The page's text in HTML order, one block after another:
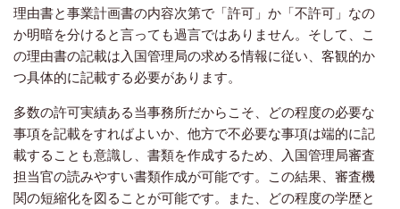
理由書と事業計画書の内容次第で「許可」か「不許可」なの
か明暗を分けると言っても過言ではありません。そして、こ
の理由書の記載は入国管理局の求める情報に従い、客観的か
つ具体的に記載する必要があります。
多数の許可実績ある当事務所だからこそ、どの程度の必要な
事項を記載をすればよいか、他方で不必要な事項は端的に記
載することも意識し、書類を作成するため、入国管理局審査
担当官の読みやすい書類作成が可能です。この結果、審査機
関の短縮化を図ることが可能です。また、どの程度の学歴と